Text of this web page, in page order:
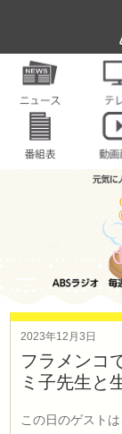
2023年12月3日
フラメンコ
ミ子先生と
この日のゲストは